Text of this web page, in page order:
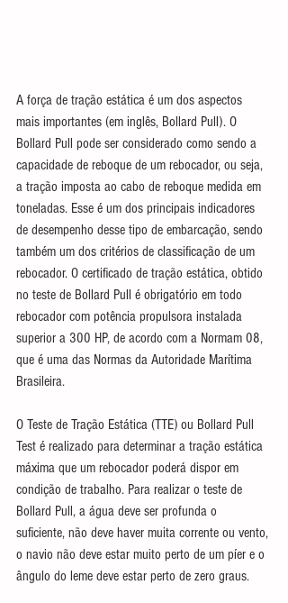
A força de tração estática é um dos aspectos
mais importantes (em inglês, Bollard Pull). O
Bollard Pull pode ser considerado como sendo a
capacidade de reboque de um rebocador, ou seja,
a tração imposta ao cabo de reboque medida em
toneladas. Esse é um dos principais indicadores
de desempenho desse tipo de embarcação, sendo
também um dos critérios de classificação de um
rebocador. O certificado de tração estática, obtido
no teste de Bollard Pull é obrigatório em todo
rebocador com potência propulsora instalada
superior a 300 HP, de acordo com a Normam 08,
que é uma das Normas da Autoridade Marítima
Brasileira.
O Teste de Tração Estática (TTE) ou Bollard Pull
Test é realizado para determinar a tração estática
máxima que um rebocador poderá dispor em
condição de trabalho. Para realizar o teste de
Bollard Pull, a água deve ser profunda o
suficiente, não deve haver muita corrente ou vento,
o navio não deve estar muito perto de um píer e o
ângulo do leme deve estar perto de zero graus.